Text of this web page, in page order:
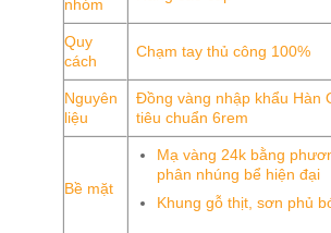
Quy
cách
Nguyên
liệu
Đồng vàng nhập khẩu Hàn
tiêu chuẩn 6rem
Mạ vàng 24k bằng
phân nhúng bể hiện đại
Khung gỗ thịt, sơn phủ